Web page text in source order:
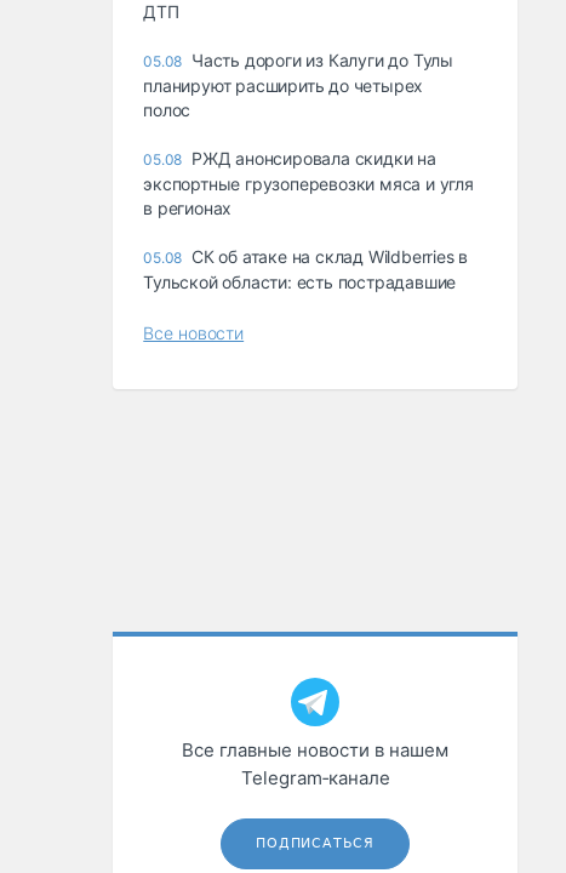
ДТП
05.08 Часть дороги из Калуги до Тулы
планируют расширить до четырех
полос
05.08 РЖД анонсировала скидки на
экспортные грузоперевозки мяса и угля
в регионах
05.08 СК об атаке на склад Wildberries в
Тульской области: есть пострадавшие
Все новости
Все главные новости в нашем
Telegram‑канале
ПОДПИСАТЬСЯ